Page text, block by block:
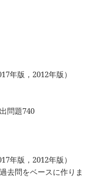
年版，2012年版）
問題740
年版，2012年版）
去問をベースに作りま